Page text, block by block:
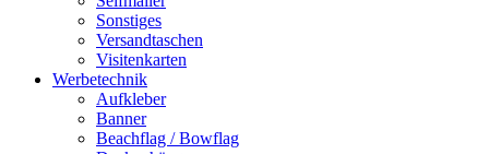
Sonstiges
Versandtaschen
Visitenkarten
Werbetechnik
Aufkleber
Banner
Beachflag / Bowflag